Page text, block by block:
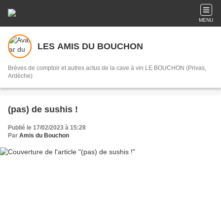
MENU
LES AMIS DU BOUCHON
Brèves de comptoir et autres actus de la cave à vin LE BOUCHON (Privas,
Ardèche)
(pas) de sushis !
Publié le 17/02/2023 à 15:28
Par Amis du Bouchon